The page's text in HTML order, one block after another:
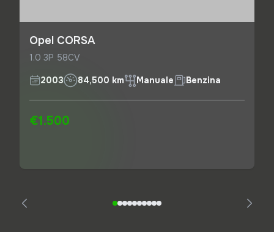
Opel CORSA
1.0 3P 58CV
2003 84,500 km Manuale Benzina
€1.500